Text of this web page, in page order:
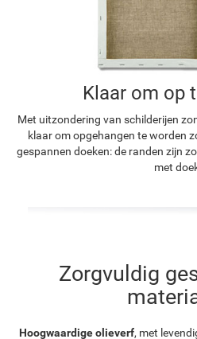
Klaar om op
Met uitzondering van schilderijen
klaar om opgehangen te worden
gespannen doeken: de randen zijn
met
Zorgvuldig
Hoogwaardige olieverf, met